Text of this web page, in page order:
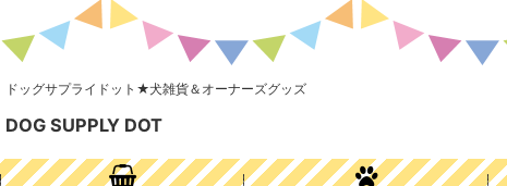
ドッグサプライドット★犬雑貨＆オーナーズグッズ
DOG SUPPLY DOT